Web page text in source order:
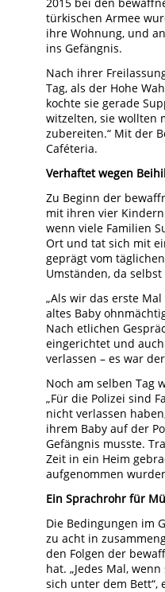
türkischen Armee
ihre Wohnung, und
ins Gefängnis.
Nach ihrer
Tag, als der Hohe
kochte sie gerade
witzelten, sie wollten
zubereiten.“ Mit der
Caféteria.
Verhaftet wegen
Zu Beginn der
mit ihren vier
wenn viele Familien
Ort und tat sich mit
geprägt vom
Umständen, da
„Als wir das erste
altes Baby
Nach etlichen
eingerichtet und
verlassen – es war
Noch am selben Tag
„Für die Polizei sind
nicht verlassen
ihrem Baby auf der
Gefängnis musste.
Zeit in ein Heim
aufgenommen
Ein Sprachrohr für
Die Bedingungen im
zu acht in
den Folgen der
hat. „Jedes Mal,
sich unter dem Bett“,